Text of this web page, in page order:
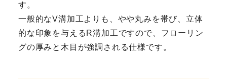
す。
一般的なV溝加工よりも、やや丸みを帯び、立体
的な印象を与えるR溝加工ですので、フローリン
グの厚みと木目が強調される仕様です。